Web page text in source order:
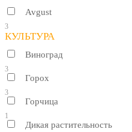
Avgust
3
КУЛЬТУРА
Виноград
3
Горох
3
Горчица
1
Дикая растительность